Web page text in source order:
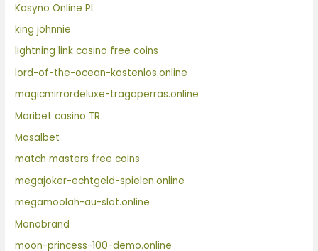
Kasyno Online PL
king johnnie
lightning link casino free coins
lord-of-the-ocean-kostenlos.online
magicmirrordeluxe-tragaperras.online
Maribet casino TR
Masalbet
match masters free coins
megajoker-echtgeld-spielen.online
megamoolah-au-slot.online
Monobrand
moon-princess-100-demo.online